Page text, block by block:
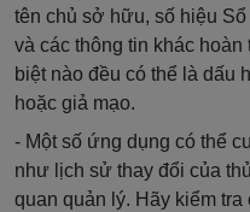
tên chủ sở hữu, số hiệu
và các thông tin khác
biệt nào đều có thể là dấu
hoặc giả mạo.
- Một số ứng dụng có thể
như lịch sử thay đổi của
quan quản lý. Hãy kiểm